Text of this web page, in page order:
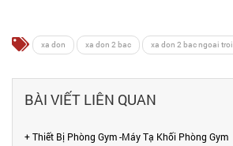
xa don xa don 2 bac xa don 2 bac ngoai troi
BÀI VIẾT LIÊN QUAN
+ Thiết Bị Phòng Gym -Máy Tạ Khối Phòng Gym